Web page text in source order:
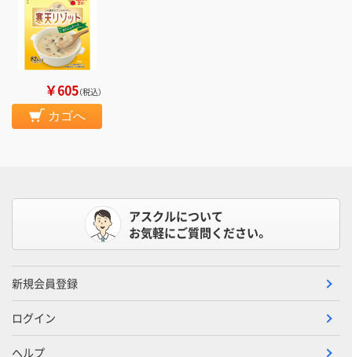
￥605（税込）
カゴへ
アスクルについて
お気軽にご質問ください。
新規会員登録
ログイン
ヘルプ